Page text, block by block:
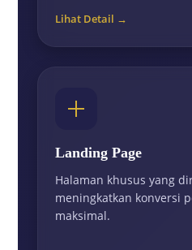
Lihat Detail →
Landing Page
Halaman khusus yang
meningkatkan konversi
maksimal.